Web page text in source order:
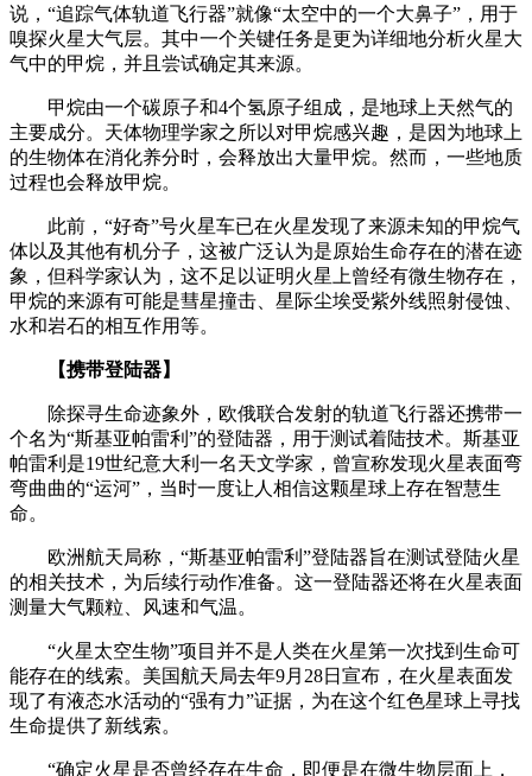
说，“追踪气体轨道飞行器”就像“太空中的一个大鼻子”，用于
嗅探火星大气层。其中一个关键任务是更为详细地分析火星大
气中的甲烷，并且尝试确定其来源。
甲烷由一个碳原子和4个氢原子组成，是地球上天然气的
主要成分。天体物理学家之所以对甲烷感兴趣，是因为地球上
的生物体在消化养分时，会释放出大量甲烷。然而，一些地质
过程也会释放甲烷。
此前，“好奇”号火星车已在火星发现了来源未知的甲烷气
体以及其他有机分子，这被广泛认为是原始生命存在的潜在迹
象，但科学家认为，这不足以证明火星上曾经有微生物存在，
甲烷的来源有可能是彗星撞击、星际尘埃受紫外线照射侵蚀、
水和岩石的相互作用等。
【携带登陆器】
除探寻生命迹象外，欧俄联合发射的轨道飞行器还携带一
个名为“斯基亚帕雷利”的登陆器，用于测试着陆技术。斯基亚
帕雷利是19世纪意大利一名天文学家，曾宣称发现火星表面弯
弯曲曲的“运河”，当时一度让人相信这颗星球上存在智慧生
命。
欧洲航天局称，“斯基亚帕雷利”登陆器旨在测试登陆火星
的相关技术，为后续行动作准备。这一登陆器还将在火星表面
测量大气颗粒、风速和气温。
“火星太空生物”项目并不是人类在火星第一次找到生命可
能存在的线索。美国航天局去年9月28日宣布，在火星表面发
现了有液态水活动的“强有力”证据，为在这个红色星球上寻找
生命提供了新线索。
“确定火星是否曾经存在生命，即便是在微生物层面上，